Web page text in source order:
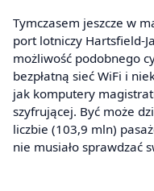
Tymczasem jeszcze w
port lotniczy Hartsfield-
możliwość podobnego
bezpłatną sieć WiFi i
jak komputery
szyfrującej. Być może
liczbie (103,9 mln)
nie musiało sprawdzać